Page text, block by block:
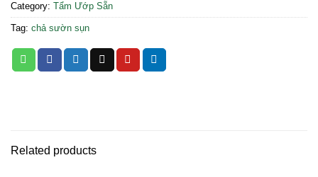
Category: Tẩm Ướp Sẵn
Tag: chả sườn sụn
Related products